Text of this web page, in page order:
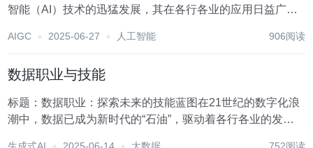
智能（AI）技术的迅猛发展，其在各行各业的应用日益广
AI正深刻改变着我们的生产生活方式。然而，这一技术革命
AIGC 2025-06-27 人工智能 906阅读
数据职业与技能
标题：数据职业：探索未来的技能蓝图在21世纪的数字化浪
潮中，数据已成为新时代的“石油”，驱动着各行各业的发展